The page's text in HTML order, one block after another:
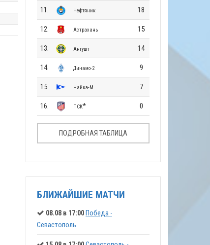
11. Нефтяник 18
12. Астрахань 15
13. Ангушт 14
14. Динамо-2 9
15. Чайка-М 7
16. ПСК* 0
ПОДРОБНАЯ ТАБЛИЦА
БЛИЖАЙШИЕ МАТЧИ
08.08 в 17:00Победа -
Севастополь